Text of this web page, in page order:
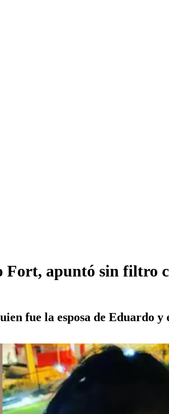
apuntó sin filtro
fue la esposa de Eduardo y